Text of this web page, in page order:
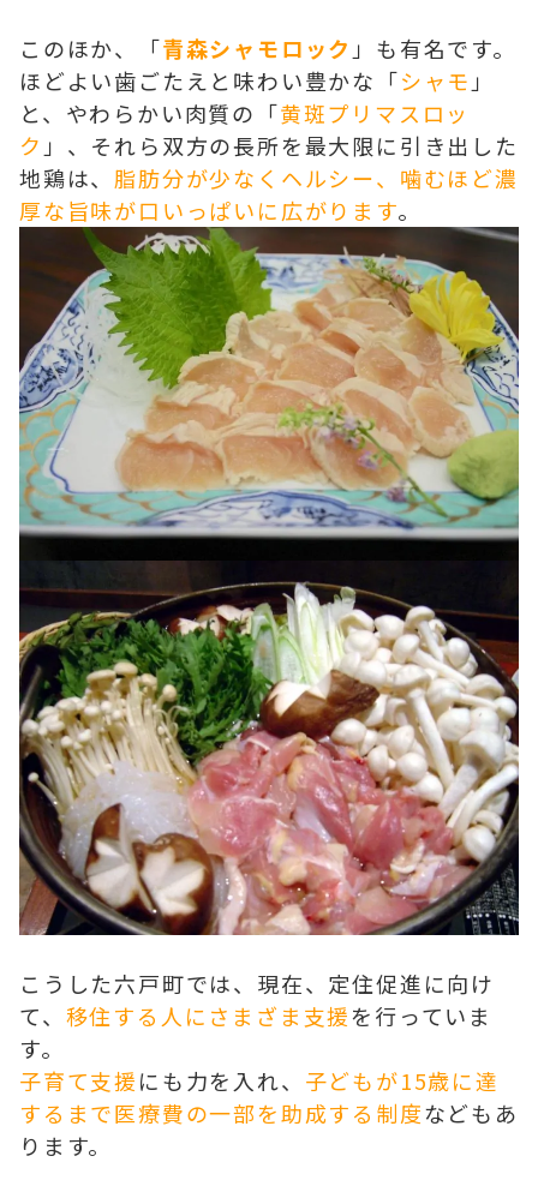
このほか、「青森シャモロック」も有名です。
ほどよい歯ごたえと味わい豊かな「シャモ」
と、やわらかい肉質の「黄斑プリマスロッ
ク」、それら双方の長所を最大限に引き出した
地鶏は、脂肪分が少なくヘルシー、噛むほど濃
厚な旨味が口いっぱいに広がります。
こうした六戸町では、現在、定住促進に向け
て、 移住する人にさまざま支援を行っていま
す。
子育て支援にも力を入れ、 子どもが15歳に達
するまで医療費の一部を助成する制度などもあ
ります。